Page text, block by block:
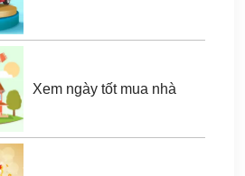
Xem ngày tốt mua nhà